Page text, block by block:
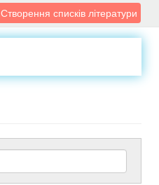
Створення списків літератури